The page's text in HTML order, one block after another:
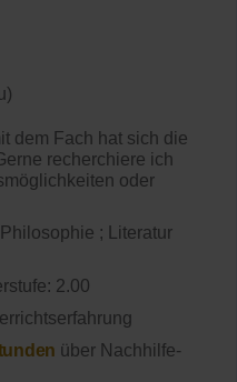
dem Fach hat sich die
recherchiere ich
oder
; Literatur
2.00
über Nachhilfe-